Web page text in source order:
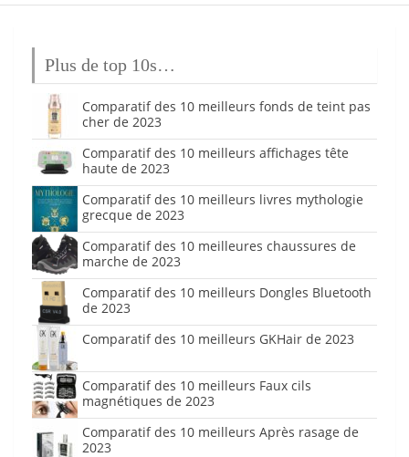
Plus de top 10s…
Comparatif des 10 meilleurs fonds de teint pas
cher de 2023
Comparatif des 10 meilleurs affichages tête
haute de 2023
Comparatif des 10 meilleurs livres mythologie
grecque de 2023
Comparatif des 10 meilleures chaussures de
marche de 2023
Comparatif des 10 meilleurs Dongles Bluetooth
de 2023
Comparatif des 10 meilleurs GKHair de 2023
Comparatif des 10 meilleurs Faux cils
magnétiques de 2023
Comparatif des 10 meilleurs Après rasage de
2023